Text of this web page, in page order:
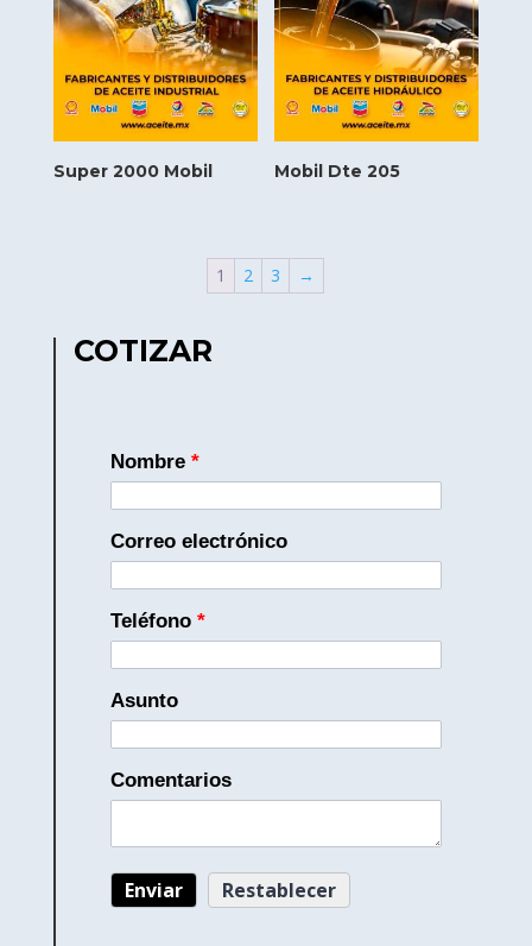
Super 2000 Mobil Mobil Dte 205
1 2 3 →
COTIZAR
Nombre *
Correo electrónico
Teléfono *
Asunto
Comentarios